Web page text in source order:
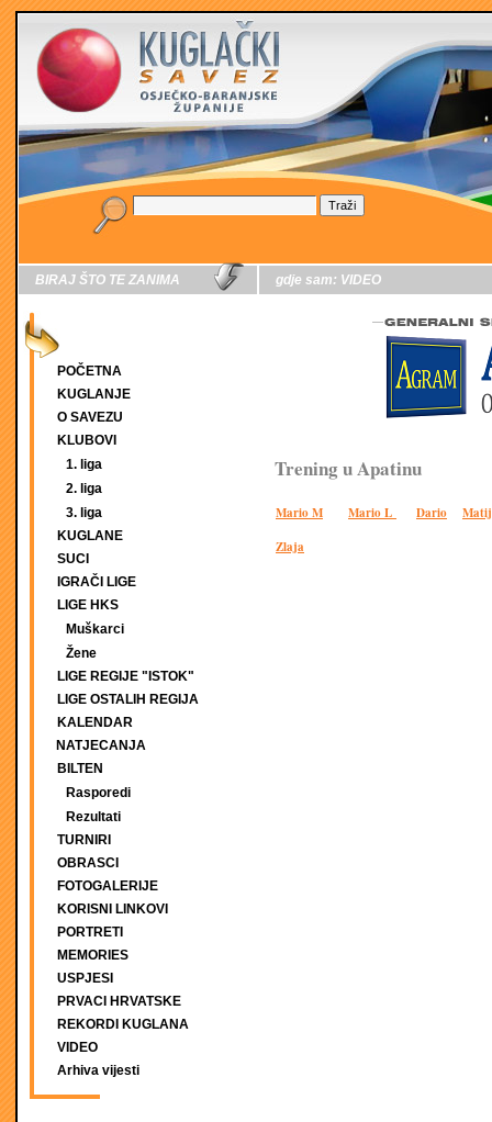
BIRAJ ŠTO TE ZANIMA
POČETNA
KUGLANJE
O SAVEZU
KLUBOVI
1. liga
2. liga
3. liga
KUGLANE
SUCI
IGRAČI LIGE
LIGE HKS
Muškarci
Žene
LIGE REGIJE "ISTOK"
LIGE OSTALIH REGIJA
KALENDAR
NATJECANJA
BILTEN
Rasporedi
Rezultati
TURNIRI
OBRASCI
FOTOGALERIJE
KORISNI LINKOVI
PORTRETI
MEMORIES
USPJESI
PRVACI HRVATSKE
REKORDI KUGLANA
VIDEO
Arhiva vijesti
gdje sam: VIDEO
Trening u Apatinu
Mario M Mario L Dario
Zlaja